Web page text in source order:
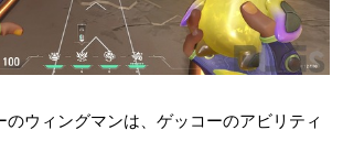
のウィングマンは、ゲッコーのアビリティ